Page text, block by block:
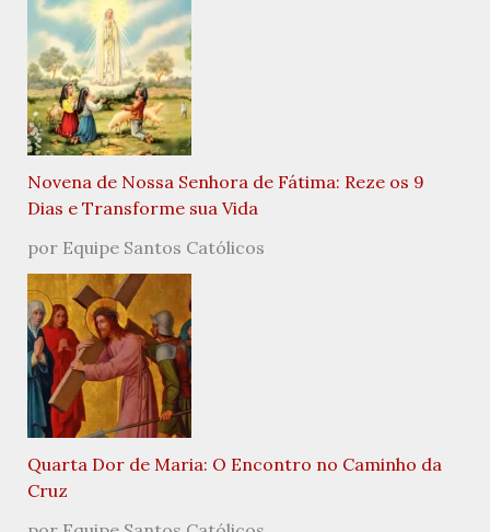
Novena de Nossa Senhora de Fátima: Reze os 9
Dias e Transforme sua Vida
por Equipe Santos Católicos
Quarta Dor de Maria: O Encontro no Caminho da
Cruz